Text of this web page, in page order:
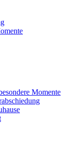
Momente